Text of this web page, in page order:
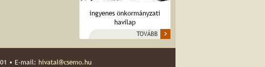
ingyenes önkormányzati
havilap
TOVÁBB
• E-mail: hivatal@csemo.hu